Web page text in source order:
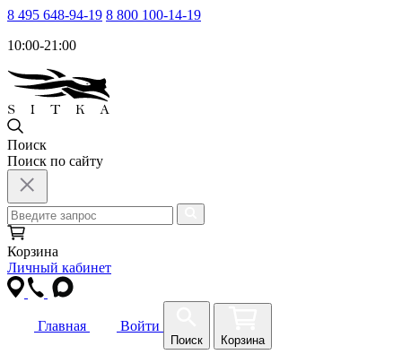
8 495 648-94-19 8 800 100-14-19
10:00-21:00
Поиск
Поиск по сайту
Корзина
Личный кабинет
Главная Войти
Поиск Корзина